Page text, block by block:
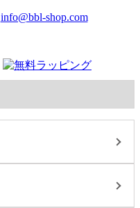
info@bbl-shop.com